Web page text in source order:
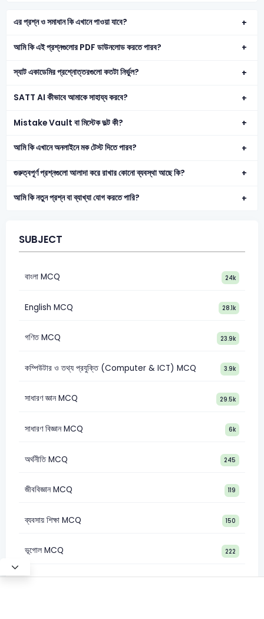
এর প্রশ্ন ও সমাধান কি এখানে পাওয়া যাবে?
আমি কি এই প্রশ্নগুলোর PDF ডাউনলোড করতে পারব?
স্যাট একাডেমির প্রশ্নোত্তরগুলো কতটা নির্ভুল?
SATT AI কীভাবে আমাকে সাহায্য করবে?
Mistake Vault বা মিস্টেক ভল্ট কী?
আমি কি এখানে অনলাইনে মক টেস্ট দিতে পারব?
গুরুত্বপূর্ণ প্রশ্নগুলো আলাদা করে রাখার কোনো ব্যবস্থা আছে কি?
আমি কি নতুন প্রশ্ন বা ব্যাখ্যা যোগ করতে পারি?
SUBJECT
বাংলা MCQ 24k
English MCQ 28.1k
গণিত MCQ 23.9k
কম্পিউটার ও তথ্য প্রযুক্তি (Computer & ICT) MCQ 3.9k
সাধারণ জ্ঞান MCQ 29.5k
সাধারণ বিজ্ঞান MCQ 6k
অর্থনীতি MCQ 245
জীববিজ্ঞান MCQ 119
ব্যবসায় শিক্ষা MCQ 150
ভূগোল MCQ 222